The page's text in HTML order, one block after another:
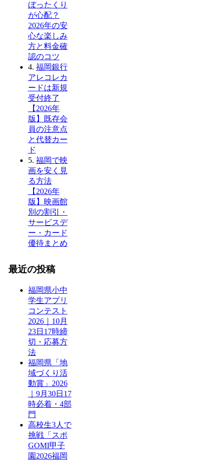
ぼったくり
が心配？
2026年の安
心な楽しみ
方と料金確
認のコツ
4. 福岡銀行
アレコレカ
ードは新規
受付終了
【2026年
版】既存会
員の注意点
と代替カー
ド
5. 福岡で映
画を安く見
る方法
【2026年
版】映画館
別の割引・
サービスデ
ー・カード
優待まとめ
最近の投稿
福岡県小中
学生アプリ
コンテスト
2026｜10月
23日17時締
切・応募方
法
福岡県「地
域づくり活
動賞」2026
｜9月30日17
時必着・4部
門
高校生3人で
挑戦「スポ
GOMI甲子
園2026福岡